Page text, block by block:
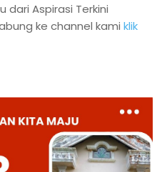
Aspirasi Terkini
ke channel kami klik